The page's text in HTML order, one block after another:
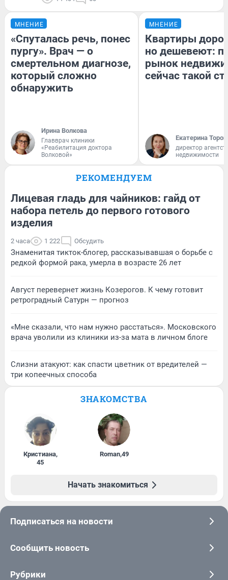
МНЕНИЕ
«Спуталась речь, понес
пургу». Врач — о
смертельном диагнозе,
который сложно
обнаружить
Ирина Волкова
Главврач клиники
«Реабилитация доктора
Волковой»
МНЕНИЕ
Квартиры
но дешевеют:
рынок
сейчас такой
Екатерина
директор
недвижимости
РЕКОМЕНДУЕМ
Лицевая гладь для чайников: гайд от
набора петель до первого готового
изделия
2 часа 1 222 Обсудить
Знаменитая тикток-блогер, рассказывавшая о борьбе с
редкой формой рака, умерла в возрасте 26 лет
Август перевернет жизнь Козерогов. К чему готовит
ретроградный Сатурн — прогноз
«Мне сказали, что нам нужно расстаться». Московского
врача уволили из клиники из-за мата в личном блоге
Слизни атакуют: как спасти цветник от вредителей —
три копеечных способа
ЗНАКОМСТВА
Кристиана,
45
Roman,49
Начать знакомиться
Подписаться на новости
Сообщить новость
Рубрики